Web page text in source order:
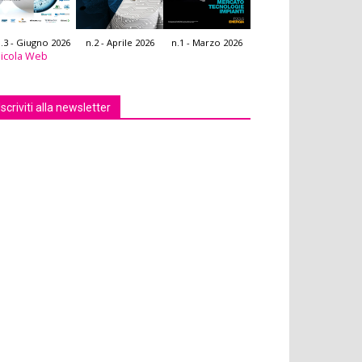
- Giugno 2026 n.2 - Aprile 2026 n.1 - Marzo 2026
Web
alla newsletter